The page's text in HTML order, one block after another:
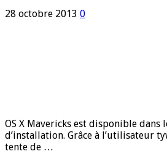
28 octobre 2013 0
OS X Mavericks est disponible
d’installation. Grâce à l’utilisateur
tente de …